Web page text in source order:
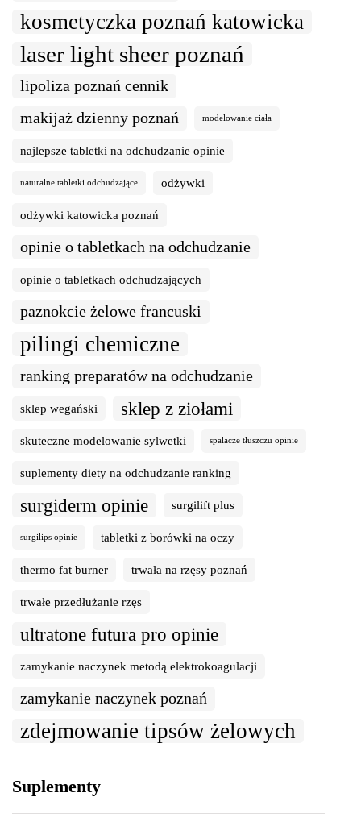
kosmetyczka poznań katowicka
laser light sheer poznań
lipoliza poznań cennik
makijaż dzienny poznań
modelowanie ciała
najlepsze tabletki na odchudzanie opinie
naturalne tabletki odchudzające odżywki
odżywki katowicka poznań
opinie o tabletkach na odchudzanie
opinie o tabletkach odchudzających
paznokcie żelowe francuski
pilingi chemiczne
ranking preparatów na odchudzanie
sklep wegański sklep z ziołami
skuteczne modelowanie sylwetki spalacze tłuszczu opinie
suplementy diety na odchudzanie ranking
surgiderm opinie surgilift plus
surgilips opinie tabletki z borówki na oczy
thermo fat burner trwała na rzęsy poznań
trwałe przedłużanie rzęs
ultratone futura pro opinie
zamykanie naczynek metodą elektrokoagulacji
zamykanie naczynek poznań
zdejmowanie tipsów żelowych
Suplementy